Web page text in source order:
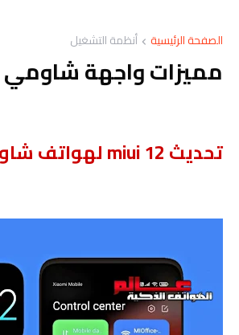
الصفحة الرئيسية أنظمة التشغيل
مميزات واجهة شاومي MIUI 12
تحديث miui 12 لهواتف شاومي